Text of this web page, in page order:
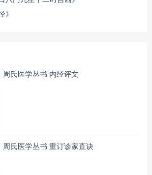
》
周氏医学丛书 内经评文
周氏医学丛书 重订诊家直诀